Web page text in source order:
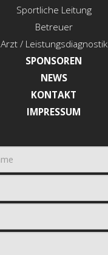
Sportliche Leitung
Betreuer
Arzt / Leistungsdiagnostik
SPONSOREN
NEWS
KONTAKT
IMPRESSUM